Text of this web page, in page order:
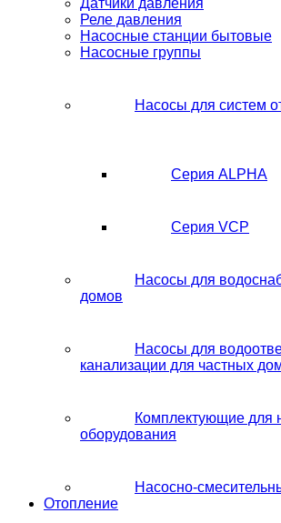
Датчики давления
Реле давления
Насосные станции бытовые
Насосные группы
Насосы для систем
Серия ALPHA
Серия VCP
Насосы для
домов
Насосы для
канализации для частных
Комплектующие для
оборудования
Насосно-
Отопление